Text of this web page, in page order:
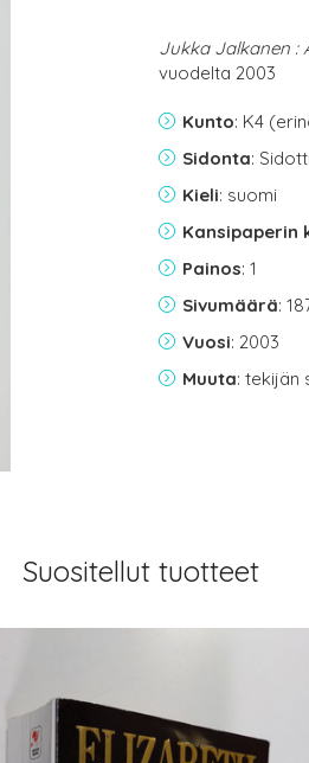
Jukka Jalkanen :
vuodelta 2003
Kunto: K4
Sidonta:
Kieli: suomi
Kansipaperin
Painos: 1
Sivumäärä:
Vuosi: 2003
Muuta: tekijän
Suositellut tuotteet